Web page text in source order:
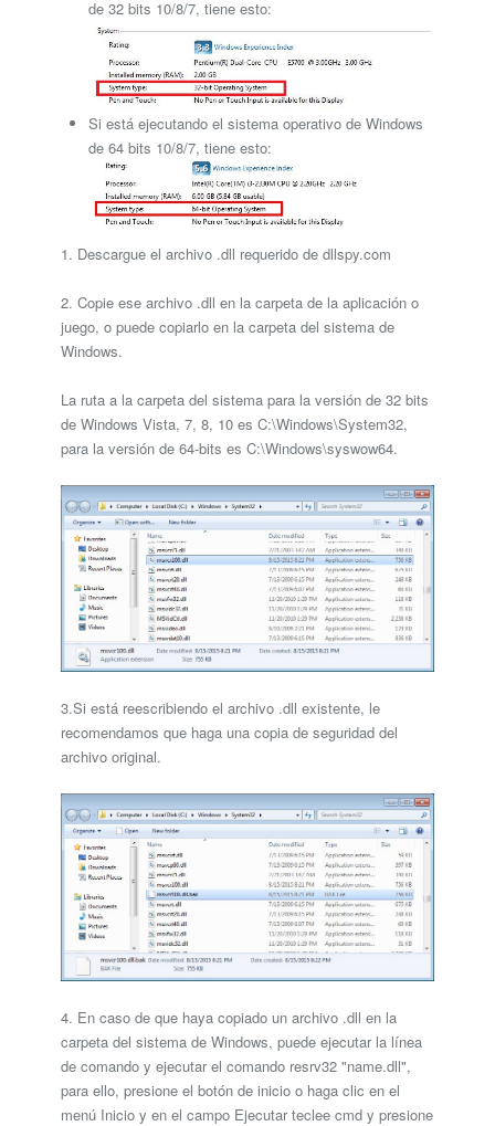
de 32 bits 10/8/7, tiene esto:
Si está ejecutando el sistema operativo de Windows
de 64 bits 10/8/7, tiene esto:
1. Descargue el archivo .dll requerido de dllspy.com
2. Copie ese archivo .dll en la carpeta de la aplicación o
juego, o puede copiarlo en la carpeta del sistema de
Windows.
La ruta a la carpeta del sistema para la versión de 32 bits
de Windows Vista, 7, 8, 10 es C:\Windows\System32,
para la versión de 64-bits es C:\Windows\syswow64.
3.Si está reescribiendo el archivo .dll existente, le
recomendamos que haga una copia de seguridad del
archivo original.
4. En caso de que haya copiado un archivo .dll en la
carpeta del sistema de Windows, puede ejecutar la línea
de comando y ejecutar el comando resrv32 "name.dll",
para ello, presione el botón de inicio o haga clic en el
menú Inicio y en el campo Ejecutar teclee cmd y presione